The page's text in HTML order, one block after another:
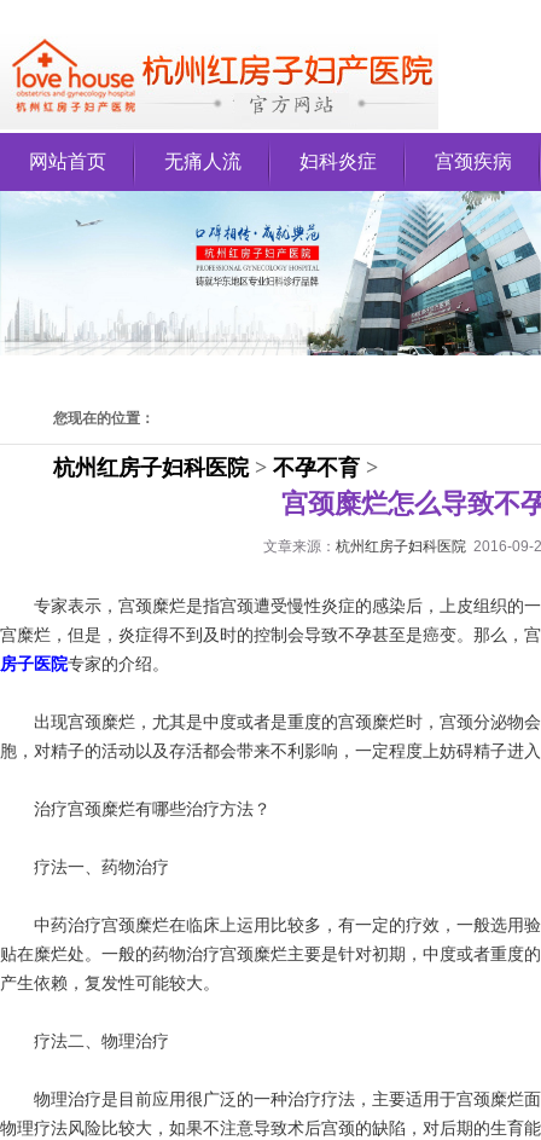
网站首页 无痛人流 妇科炎症 宫颈疾病
您现在的位置：
杭州红房子妇科医院> 不孕不育 >
宫颈糜烂怎么导致不
文章来源： 杭州红房子妇科医院 2016-09-
专家表示，宫颈糜烂是指宫颈遭受慢性炎症的感染后，上皮组织的
宫糜烂，但是，炎症得不到及时的控制会导致不孕甚至是癌变。那么，
房子医院专家的介绍。
出现宫颈糜烂，尤其是中度或者是重度的宫颈糜烂时，宫颈分泌物
胞，对精子的活动以及存活都会带来不利影响，一定程度上妨碍精子进
治疗宫颈糜烂有哪些治疗方法？
疗法一、药物治疗
中药治疗宫颈糜烂在临床上运用比较多，有一定的疗效，一般选用
贴在糜烂处。一般的药物治疗宫颈糜烂主要是针对初期，中度或者重度
产生依赖，复发性可能较大。
疗法二、物理治疗
物理治疗是目前应用很广泛的一种治疗疗法，主要适用于宫颈糜烂
物理疗法风险比较大，如果不注意导致术后宫颈的缺陷，对后期的生育